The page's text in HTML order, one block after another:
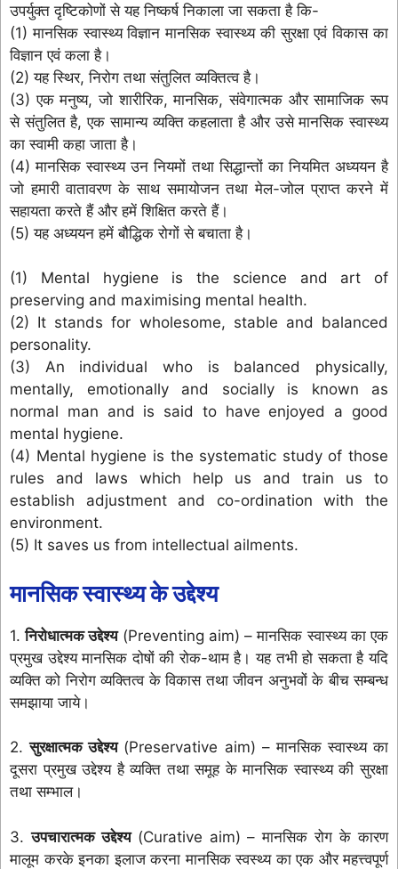
उपर्युक्त दृष्टिकोणों से यह निष्कर्ष निकाला जा सकता है कि-
(1) मानसिक स्वास्थ्य विज्ञान मानसिक स्वास्थ्य की सुरक्षा एवं विकास का
विज्ञान एवं कला है।
(2) यह स्थिर, निरोग तथा संतुलित व्यक्तित्व है।
(3) एक मनुष्य, जो शारीरिक, मानसिक, संवेगात्मक और सामाजिक रूप
से संतुलित है, एक सामान्य व्यक्ति कहलाता है और उसे मानसिक स्वास्थ्य
का स्वामी कहा जाता है।
(4) मानसिक स्वास्थ्य उन नियमों तथा सिद्धान्तों का नियमित अध्ययन है
जो हमारी वातावरण के साथ समायोजन तथा मेल-जोल प्राप्त करने में
सहायता करते हैं और हमें शिक्षित करते हैं।
(5) यह अध्ययन हमें बौद्धिक रोगों से बचाता है।
(1) Mental hygiene is the science and art of
preserving and maximising mental health.
(2) It stands for wholesome, stable and balanced
personality.
(3) An individual who is balanced physically,
mentally, emotionally and socially is known as
normal man and is said to have enjoyed a good
mental hygiene.
(4) Mental hygiene is the systematic study of those
rules and laws which help us and train us to
establish adjustment and co-ordination with the
environment.
(5) It saves us from intellectual ailments.
मानसिक स्वास्थ्य के उद्देश्य
1.निरोधात्मक उद्देश्य(Preventing aim) – मानसिक स्वास्थ्य का एक
प्रमुख उद्देश्य मानसिक दोषों की रोक-थाम है। यह तभी हो सकता है यदि
व्यक्ति को निरोग व्यक्तित्व के विकास तथा जीवन अनुभवों के बीच सम्बन्ध
समझाया जाये।
2.सुरक्षात्मक उद्देश्य(Preservative aim) – मानसिक स्वास्थ्य का
दूसरा प्रमुख उद्देश्य है व्यक्ति तथा समूह के मानसिक स्वास्थ्य की सुरक्षा
तथा सम्भाल।
3.उपचारात्मक उद्देश्य(Curative aim) – मानसिक रोग के कारण
मालूम करके इनका इलाज करना मानसिक स्वस्थ्य का एक और महत्त्वपूर्ण